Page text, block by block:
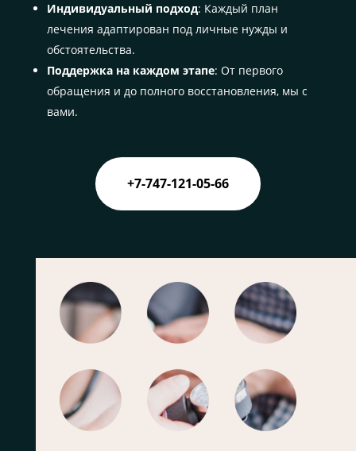
Индивидуальный подход: Каждый план
лечения адаптирован под личные нужды и
обстоятельства.
Поддержка на каждом этапе: От первого
обращения и до полного восстановления, мы с
вами.
+7-747-121-05-66